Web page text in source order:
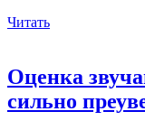
Читать
Оценка
сильно